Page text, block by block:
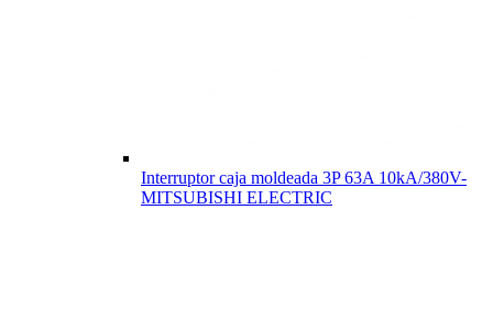
Interruptor caja moldeada 3P 63A 10kA/380V-
MITSUBISHI ELECTRIC